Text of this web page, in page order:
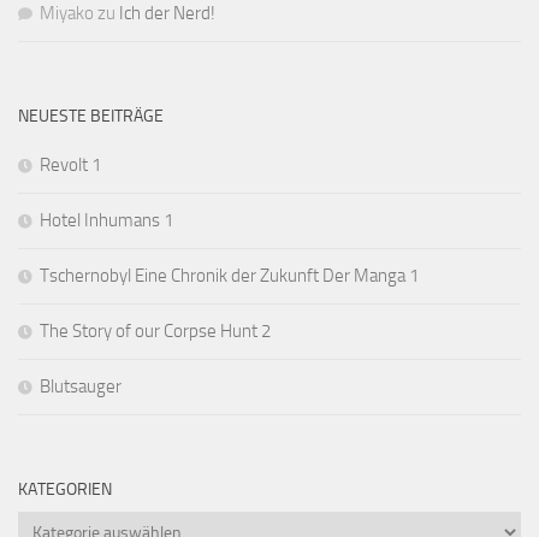
Miyako zu Ich der Nerd!
NEUESTE BEITRÄGE
Revolt 1
Hotel Inhumans 1
Tschernobyl Eine Chronik der Zukunft Der Manga 1
The Story of our Corpse Hunt 2
Blutsauger
KATEGORIEN
Kategorien